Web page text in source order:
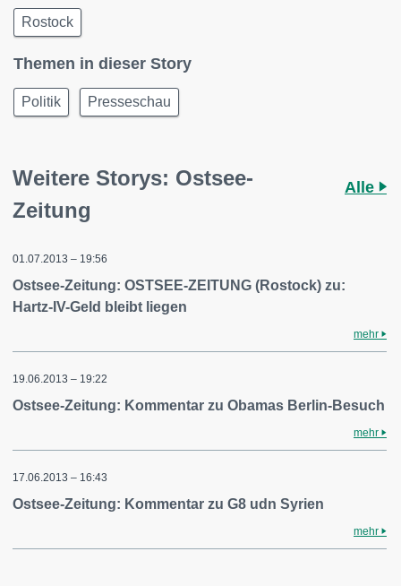
Rostock
Themen in dieser Story
Politik Presseschau
Weitere Storys: Ostsee-
Zeitung
Alle
01.07.2013 – 19:56
Ostsee-Zeitung: OSTSEE-ZEITUNG (Rostock) zu:
Hartz-IV-Geld bleibt liegen
mehr
19.06.2013 – 19:22
Ostsee-Zeitung: Kommentar zu Obamas Berlin-Besuch
mehr
17.06.2013 – 16:43
Ostsee-Zeitung: Kommentar zu G8 udn Syrien
mehr